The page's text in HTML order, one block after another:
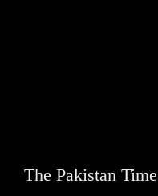
The Pakistan